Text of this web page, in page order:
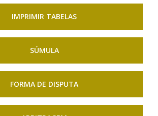
IMPRIMIR TABELAS
SÚMULA
FORMA DE DISPUTA